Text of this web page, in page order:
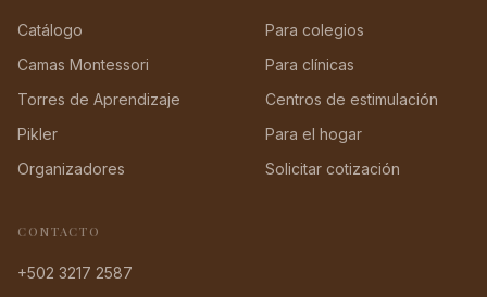
Catálogo
Camas Montessori
Torres de Aprendizaje
Pikler
Organizadores
Para colegios
Para clínicas
Centros de estimulación
Para el hogar
Solicitar cotización
CONTACTO
+502 3217 2587